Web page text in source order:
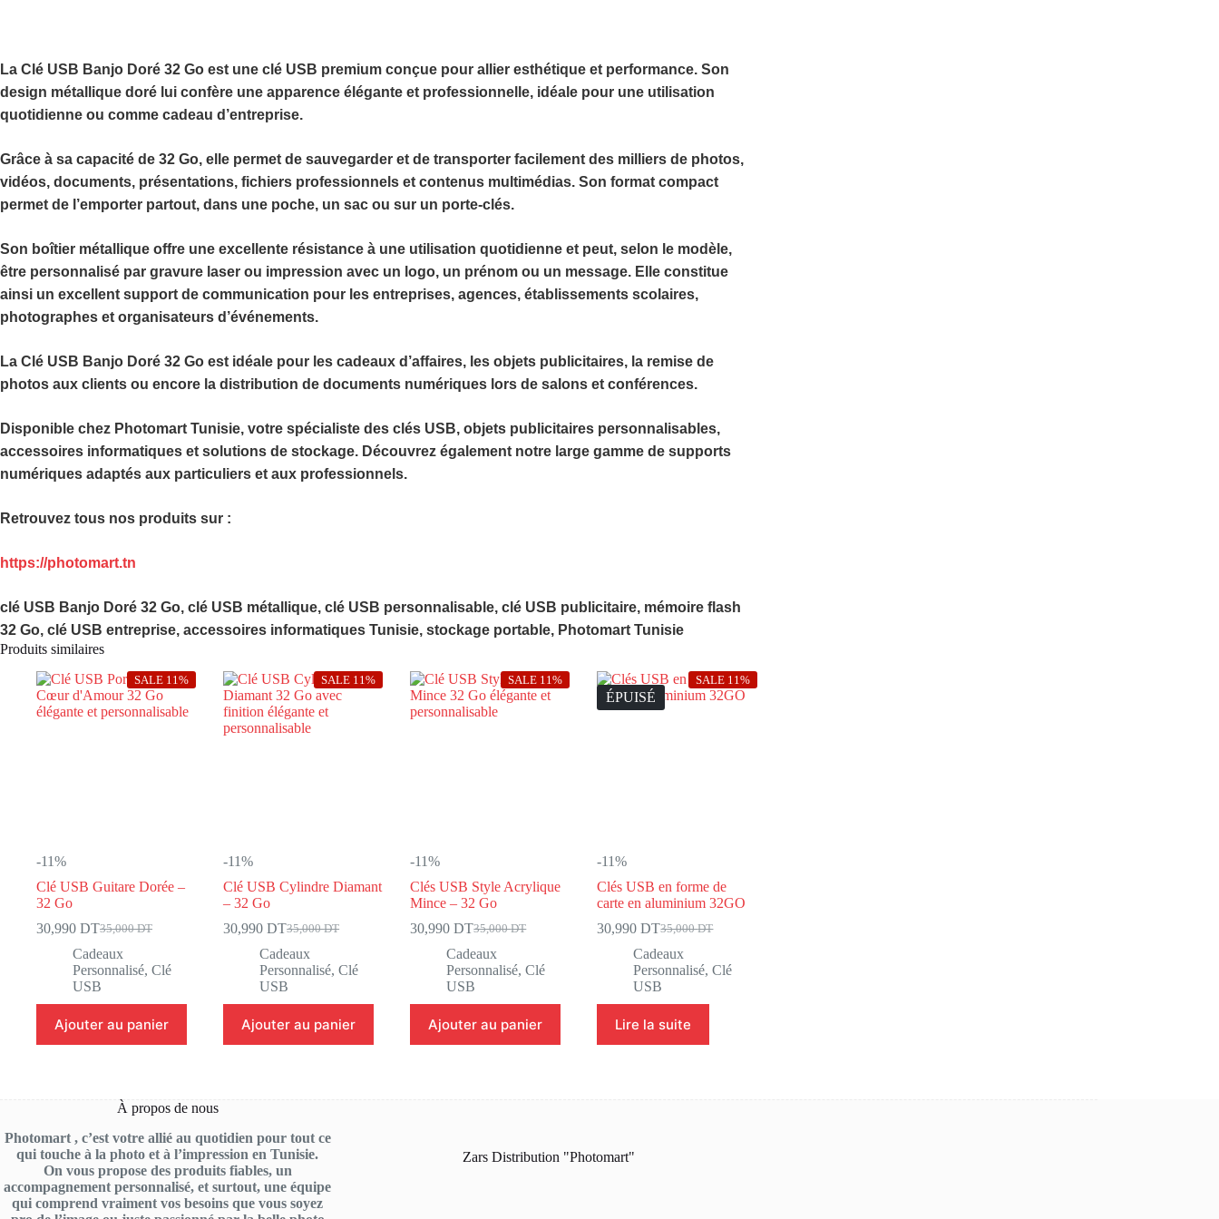
La Clé USB Banjo Doré 32 Go est une clé USB premium conçue pour allier esthétique et performance. Son
design métallique doré lui confère une apparence élégante et professionnelle, idéale pour une utilisation
quotidienne ou comme cadeau d’entreprise.
Grâce à sa capacité de 32 Go, elle permet de sauvegarder et de transporter facilement des milliers de photos,
vidéos, documents, présentations, fichiers professionnels et contenus multimédias. Son format compact
permet de l’emporter partout, dans une poche, un sac ou sur un porte-clés.
Son boîtier métallique offre une excellente résistance à une utilisation quotidienne et peut, selon le modèle,
être personnalisé par gravure laser ou impression avec un logo, un prénom ou un message. Elle constitue
ainsi un excellent support de communication pour les entreprises, agences, établissements scolaires,
photographes et organisateurs d’événements.
La Clé USB Banjo Doré 32 Go est idéale pour les cadeaux d’affaires, les objets publicitaires, la remise de
photos aux clients ou encore la distribution de documents numériques lors de salons et conférences.
Disponible chez Photomart Tunisie, votre spécialiste des clés USB, objets publicitaires personnalisables,
accessoires informatiques et solutions de stockage. Découvrez également notre large gamme de supports
numériques adaptés aux particuliers et aux professionnels.
Retrouvez tous nos produits sur :
https://photomart.tn
clé USB Banjo Doré 32 Go, clé USB métallique, clé USB personnalisable, clé USB publicitaire, mémoire flash
32 Go, clé USB entreprise, accessoires informatiques Tunisie, stockage portable, Photomart Tunisie
Produits similaires
-11%
Clé USB Guitare Dorée –
32 Go
SALE 11%
35,000DT
Le
prix
initial
était :
35,000 DT.
30,990 DTLe
prix
actuel
est :
30,990 DT.
Cadeaux
Personnalisé, Clé
USB
Ajouter au panier
-11%
Clé USB Cylindre Diamant
– 32 Go
SALE 11%
35,000DT
Le
prix
initial
était :
35,000 DT.
30,990DTLe
prix
actuel
est :
30,990 DT.
Cadeaux
Personnalisé,Clé
USB
Ajouter au panier
-11%
Clés USB Style Acrylique
Mince – 32 Go
SALE 11%
35,000DT
Le
prix
initial
était :
35,000 DT.
30,990DTLe
prix
actuel
est :
30,990 DT.
Cadeaux
Personnalisé,Clé
USB
Ajouter au panier
ÉPUISÉ
-11%
Clés USB en forme de
carte en aluminium 32GO
SALE 11%
35,000DT
Le
prix
initial
était :
35,000 DT.
30,990DTLe
prix
actuel
est :
30,990 DT.
Cadeaux
Personnalisé,Clé
USB
Lire la suite
À propos de nous
Photomart , c’est votre allié au quotidien pour tout ce
qui touche à la photo et à l’impression en Tunisie.
On vous propose des produits fiables, un
accompagnement personnalisé, et surtout, une équipe
qui comprend vraiment vos besoins que vous soyez
Zars Distribution "Photomart"